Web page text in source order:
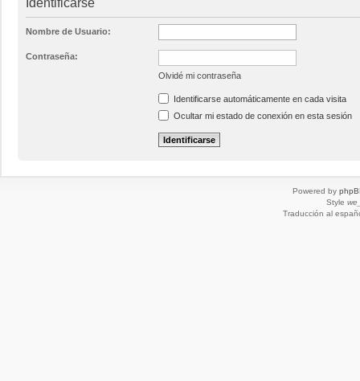
Nombre de Usuario:
Contraseña:
Olvidé mi contraseña
Identificarse automáticamente en cada visita
Ocultar mi estado de conexión en esta sesión
Powered by
Style
Traducción al